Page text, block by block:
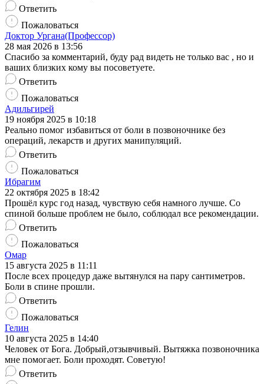
Ответить
Пожаловаться
Доктор Ургана(Профессор)
28 мая 2026 в 13:56
Спасибо за комментарий, буду рад видеть не только вас , но и
ваших близких кому вы посоветуете.
Ответить
Пожаловаться
Адильгирей
19 ноября 2025 в 10:18
Реально помог избавиться от боли в позвоночнике без
операций, лекарств и других манипуляций.
Ответить
Пожаловаться
Ибрагим
22 октября 2025 в 18:42
Прошёл курс год назад, чувствую себя намного лучше. Со
спиной больше проблем не было, соблюдал все рекомендации.
Ответить
Пожаловаться
Омар
15 августа 2025 в 11:11
После всех процедур даже вытянулся на пару сантиметров.
Боли в спине прошли.
Ответить
Пожаловаться
Гелин
10 августа 2025 в 14:40
Человек от Бога. Добрый,отзывчивый. Вытяжка позвоночника
мне помогает. Боли проходят. Советую!
Ответить